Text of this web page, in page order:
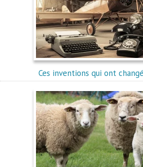
Ces inventions qui ont